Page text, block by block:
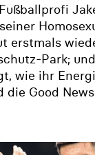
erstmals
Park;
wie ihr
die Good